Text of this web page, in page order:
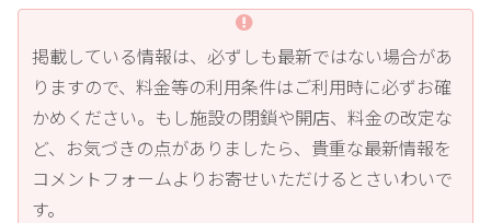
掲載している情報は、必ずしも最新ではない場合があ
りますので、料金等の利用条件はご利用時に必ずお確
かめください。もし施設の閉鎖や開店、料金の改定な
ど、お気づきの点がありましたら、貴重な最新情報を
コメントフォームよりお寄せいただけるとさいわいで
す。